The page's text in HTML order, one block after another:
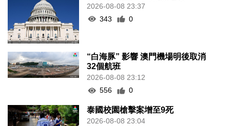
2026-08-08 23:37
343
0
“白海豚” 影響 澳門機場明後取消
32個航班
2026-08-08 23:12
556
0
泰國校園槍擊案增至9死
2026-08-08 23:04